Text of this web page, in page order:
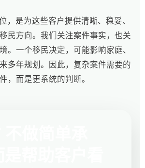
，是为这些客户提供清晰、稳妥、
民方向。我们关注案件事实，也关
。一个移民决定，可能影响家庭、
多年规划。因此，复杂案件需要的
，而是更系统的判断。